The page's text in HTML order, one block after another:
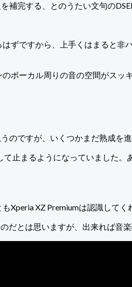
完する、とのうたい文句の
ずですから、上手くはまると
ボーカル周りの音の空間がスッ
ですが、いくつかまだ熟成を
止まるようになっていました
Xperia XZ Premiumは認識してく
とは思いますが、出来れば音